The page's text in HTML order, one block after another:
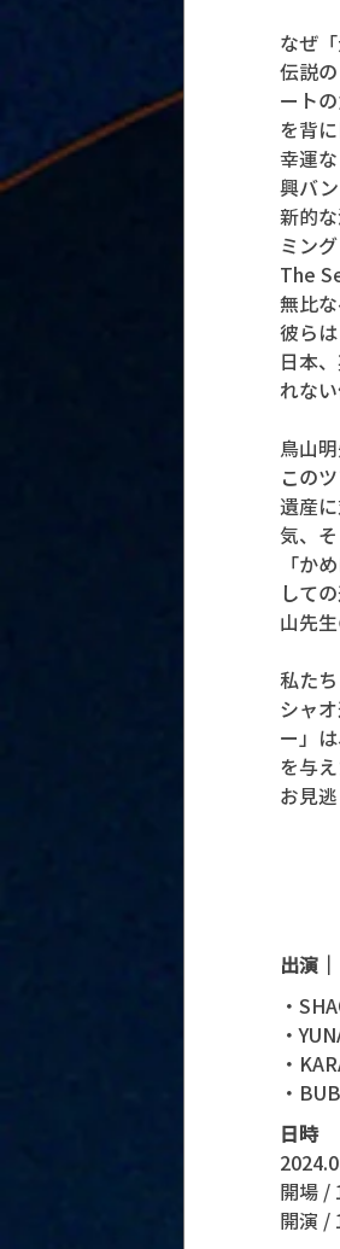
なぜ
伝説
ート
を背
幸運
興バ
新的
ミン
The
無比
彼ら
日本
れな
鳥山
この
遺産
気、
「か
して
山先
私た
シャ
ー」
を与
お見逃
出演｜
・
・
・
・
日時
開場 /
開演 /